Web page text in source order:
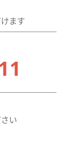
ます
い